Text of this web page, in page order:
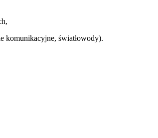
komunikacyjne, światłowody).